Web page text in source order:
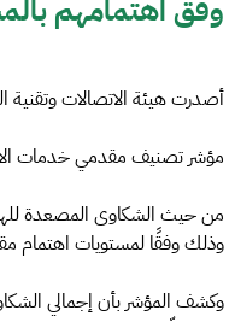
وفق اهتمامهم
أصدرت هيئة الاتصالات وتقنية
مؤشر تصنيف مقدمي خدمات
وذلك وفقًا لمستويات اهتمام
وكشف المؤشر بأن إجمالي